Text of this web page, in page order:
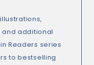
additional
Readers series
to bestselling